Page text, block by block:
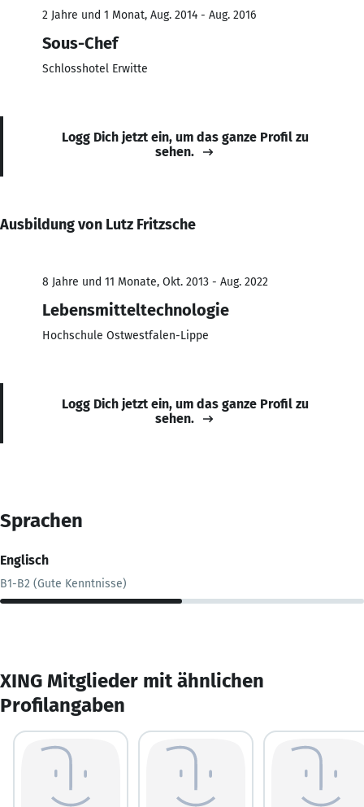
2 Jahre und 1 Monat, Aug. 2014 - Aug. 2016
Sous-Chef
Schlosshotel Erwitte
Logg Dich jetzt ein, um das ganze Profil zu
sehen.
Ausbildung von Lutz Fritzsche
8 Jahre und 11 Monate, Okt. 2013 - Aug. 2022
Lebensmitteltechnologie
Hochschule Ostwestfalen-Lippe
Logg Dich jetzt ein, um das ganze Profil zu
sehen.
Sprachen
Englisch
B1-B2 (Gute Kenntnisse)
XING Mitglieder mit ähnlichen
Profilangaben